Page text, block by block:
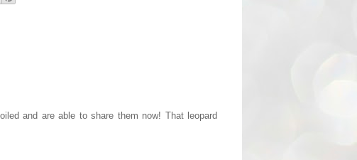
and are able to share them now! That leopard